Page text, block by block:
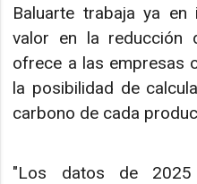
Baluarte trabaja ya
valor en la reducción
ofrece a las empresas
la posibilidad de
carbono de cada
"Los datos de 2025